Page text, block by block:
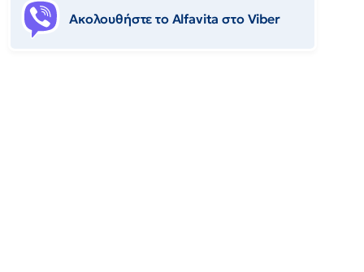
Ακολουθήστε το Αlfavita στο Viber